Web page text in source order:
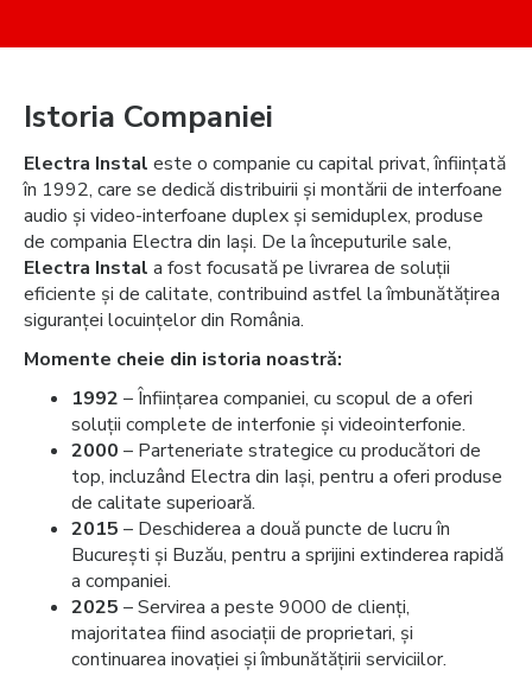
Istoria Companiei
Electra Instal este o companie cu capital privat, înființată
în 1992, care se dedică distribuirii și montării de interfoane
audio și video-interfoane duplex și semiduplex, produse
de compania Electra din Iași. De la începuturile sale,
Electra Instal a fost focusată pe livrarea de soluții
eficiente și de calitate, contribuind astfel la îmbunătățirea
siguranței locuințelor din România.
Momente cheie din istoria noastră:
1992 – Înființarea companiei, cu scopul de a oferi
soluții complete de interfonie și videointerfonie.
2000 – Parteneriate strategice cu producători de
top, incluzând Electra din Iași, pentru a oferi produse
de calitate superioară.
2015 – Deschiderea a două puncte de lucru în
București și Buzău, pentru a sprijini extinderea rapidă
a companiei.
2025 – Servirea a peste 9000 de clienți,
majoritatea fiind asociații de proprietari, și
continuarea inovației și îmbunătățirii serviciilor.